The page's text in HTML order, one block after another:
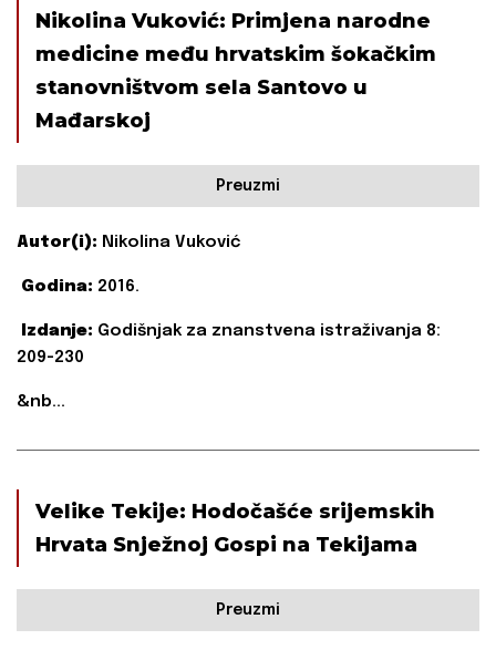
Nikolina Vuković: Primjena narodne
medicine među hrvatskim šokačkim
stanovništvom sela Santovo u
Mađarskoj
Preuzmi
Autor(i): Nikolina Vuković
Godina: 2016.
Izdanje: Godišnjak za znanstvena istraživanja 8:
209-230
&nb...
Velike Tekije: Hodočašće srijemskih
Hrvata Snježnoj Gospi na Tekijama
Preuzmi